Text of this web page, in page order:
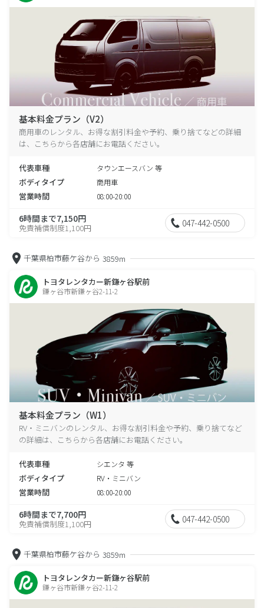
基本料金プラン（V2）
商用車のレンタル、お得な割引料金や予約、乗り捨てなどの詳細
は、こちらから各店舗にお電話ください。
代表車種 タウンエースバン 等
ボディタイプ 商用車
営業時間 08:00-20:00
6時間まで7,150円
免責補償制度1,100円 047-442-0500
千葉県柏市藤ケ谷から 3859m
トヨタレンタカー新鎌ヶ谷駅前
鎌ヶ谷市新鎌ヶ谷2-11-2
基本料金プラン（W1）
RV・ミニバンのレンタル、お得な割引料金や予約、乗り捨てなど
の詳細は、こちらから各店舗にお電話ください。
代表車種 シエンタ 等
ボディタイプ RV・ミニバン
営業時間 08:00-20:00
6時間まで7,700円
免責補償制度1,100円 047-442-0500
千葉県柏市藤ケ谷から 3859m
トヨタレンタカー新鎌ヶ谷駅前
鎌ヶ谷市新鎌ヶ谷2-11-2